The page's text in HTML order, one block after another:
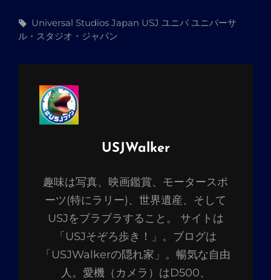
リ
ー
タ
グ,
Universal Studios Japan USJ ユニバ ユニバーサ
ル・スタジオ・ジャパン
投
者:
USJWalker
趣味は写真、映画鑑賞、モータースポ
ーツ(特にラリー)、世界遺産、そして
USJをブラブラすること。 サイトは
「USJそぞろ歩き！」。ブログは
「USJWalkerの隠れ家」。暢気な自由
人。愛機（カメラ）はD500、